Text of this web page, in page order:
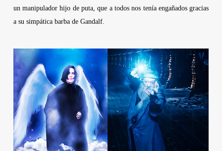
un manipulador hijo de puta, que a todos nos tenía engañados gracias
a su simpática barba de Gandalf.